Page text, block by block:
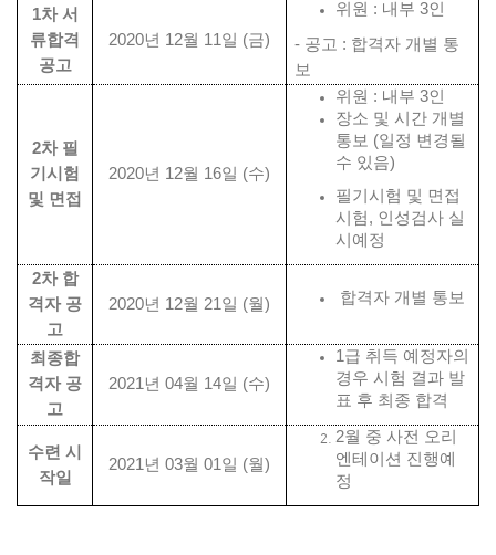
1차 서
류합격
공고
2020년 12월 11 일 (금)
위원 : 내부 3인
- 공고 : 합격자 개별 통
보
2차 필
기시험
및 면접
2020년 12월 16일 (수)
위원 : 내부 3인
장소 및 시간 개별
통보 (일정 변경될
수 있음)
필기시험 및 면접
시험, 인성검사 실
시예정
2차 합
격자 공
고
2020년 12월 21 일 (월) 합격자 개별 통보
최종합
격자 공
고
2021 년 04월 14일 (수)
1 급 취득 예정자의
경우 시험 결과 발
표 후 최종 합격
수련 시
작일
2021 년 03월 01 일 (월)
2월 중 사전 오리
엔테이션 진행예
정